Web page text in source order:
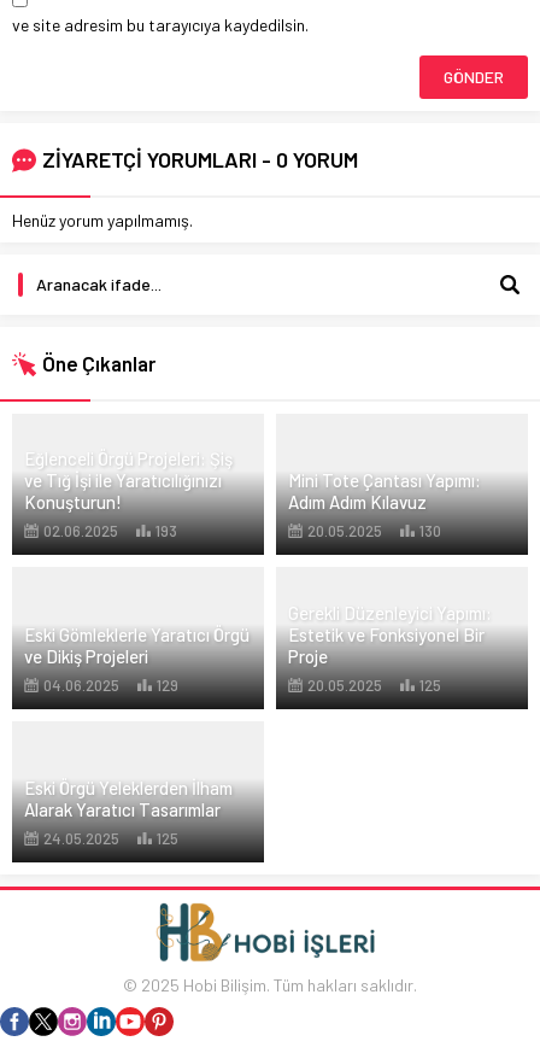
ve site adresim bu tarayıcıya kaydedilsin.
ZİYARETÇİ YORUMLARI - 0 YORUM
Henüz yorum yapılmamış.
Öne Çıkanlar
Eğlenceli Örgü Projeleri: Şiş
ve Tığ İşi ile Yaratıcılığınızı
Konuşturun!
02.06.2025 193
Mini Tote Çantası Yapımı:
Adım Adım Kılavuz
20.05.2025 130
Eski Gömleklerle Yaratıcı Örgü
ve Dikiş Projeleri
04.06.2025 129
Gerekli Düzenleyici Yapımı:
Estetik ve Fonksiyonel Bir
Proje
20.05.2025 125
Eski Örgü Yeleklerden İlham
Alarak Yaratıcı Tasarımlar
24.05.2025 125
© 2025 Hobi Bilişim. Tüm hakları saklıdır.